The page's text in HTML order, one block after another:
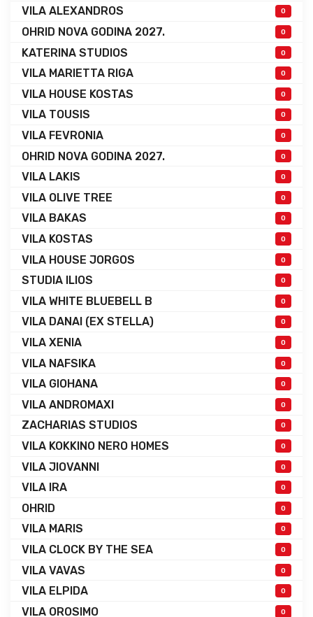
VILA ALEXANDROS 0
OHRID NOVA GODINA 2027. 0
KATERINA STUDIOS 0
VILA MARIETTA RIGA 0
VILA HOUSE KOSTAS 0
VILA TOUSIS 0
VILA FEVRONIA 0
OHRID NOVA GODINA 2027. 0
VILA LAKIS 0
VILA OLIVE TREE 0
VILA BAKAS 0
VILA KOSTAS 0
VILA HOUSE JORGOS 0
STUDIA ILIOS 0
VILA WHITE BLUEBELL B 0
VILA DANAI (EX STELLA) 0
VILA XENIA 0
VILA NAFSIKA 0
VILA GIOHANA 0
VILA ANDROMAXI 0
ZACHARIAS STUDIOS 0
VILA KOKKINO NERO HOMES 0
VILA JIOVANNI 0
VILA IRA 0
OHRID 0
VILA MARIS 0
VILA CLOCK BY THE SEA 0
VILA VAVAS 0
VILA ELPIDA 0
VILA OROSIMO 0